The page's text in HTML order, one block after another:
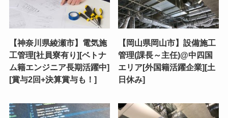
【神奈川県綾瀬市】電気施
工管理[社員寮有り][ベトナ
ム籍エンジニア長期活躍中]
[賞与2回+決算賞与も！]
【岡山県岡山市】設備施工
管理(課長～主任)@中四国
エリア[外国籍活躍企業][土
日休み]